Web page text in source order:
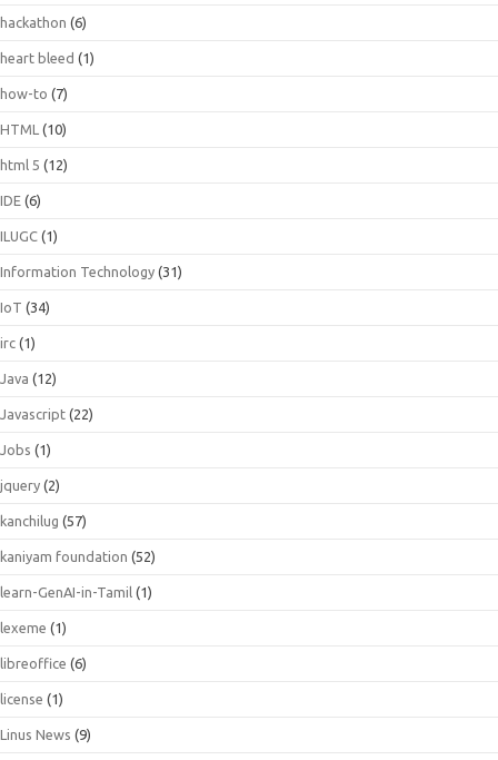
hackathon (6)
heart bleed (1)
how-to (7)
HTML (10)
html 5 (12)
IDE (6)
ILUGC (1)
Information Technology (31)
IoT (34)
irc (1)
Java (12)
Javascript (22)
Jobs (1)
jquery (2)
kanchilug (57)
kaniyam foundation (52)
learn-GenAI-in-Tamil (1)
lexeme (1)
libreoffice (6)
license (1)
Linus News (9)